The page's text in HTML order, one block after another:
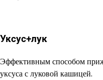
Уксус+лук
Эффективным способом
уксуса с луковой кашицей.